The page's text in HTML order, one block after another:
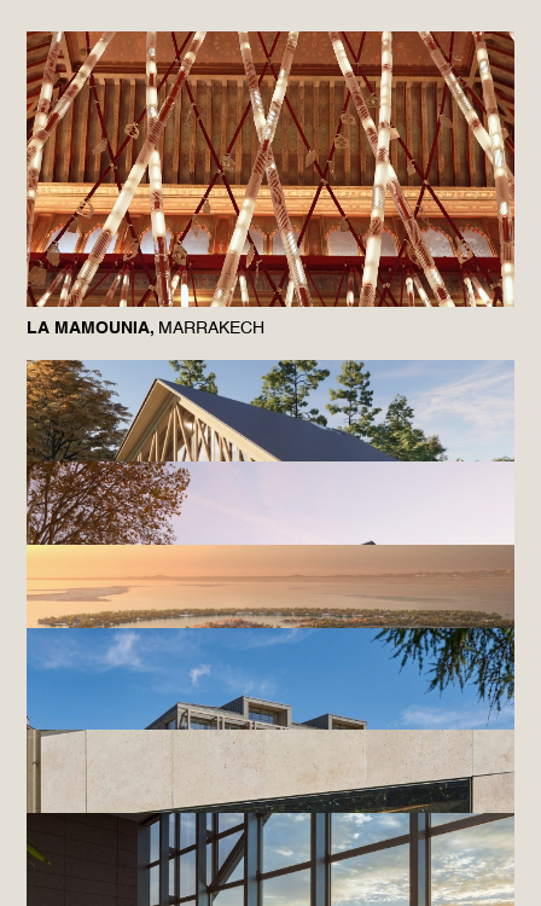
LA MAMOUNIA, MARRAKECH
LE CLOS SAINT-VINCENT POUR MARC HAEBERLIN,
RIBEAUVILLÉ
FAENA RESORT - RED SEA, SHURA ISLAND